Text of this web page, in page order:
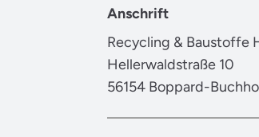
Anschrift
Recycling & Baustoffe
Hellerwaldstraße 10
56154 Boppard-